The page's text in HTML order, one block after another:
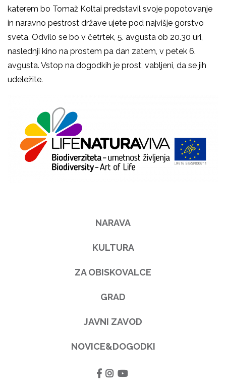
katerem bo Tomaž Koltai predstavil svoje popotovanje
in naravno pestrost države ujete pod najvišje gorstvo
sveta. Odvilo se bo v četrtek, 5. avgusta ob 20.30 uri,
naslednji kino na prostem pa dan zatem, v petek 6.
avgusta. Vstop na dogodkih je prost, vabljeni, da se jih
udeležite.
NARAVA
KULTURA
ZA OBISKOVALCE
GRAD
JAVNI ZAVOD
NOVICE&DOGODKI